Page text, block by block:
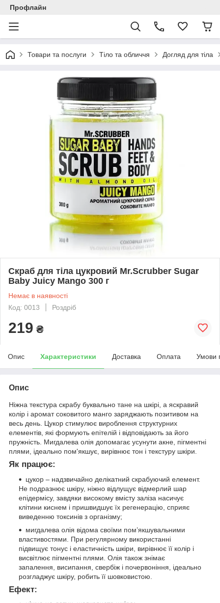
Профлайн
Товари та послуги Тіло та обличчя Догляд для тіла
Скраб для тіла цукровий Mr.Scrubber Sugar
Baby Juicy Mango 300 г
Немає в наявності
Код: 0013
Роздріб
219 ₴
Опис Характеристики Доставка Оплата Умови
Опис
Ніжна текстура скрабу буквально тане на шкірі, а яскравий
колір і аромат соковитого манго заряджають позитивом на
весь день. Цукор стимулює вироблення структурних
елементів, які формують епітелій і відповідають за його
пружність. Мигдалева олія допомагає усунути акне, пігментні
плями, ідеально пом'якшує, вирівнює тон і текстуру шкіри.
Як працює:
цукор – надзвичайно делікатний скрабуючий елемент.
Не подразнює шкіру, ніжно відлущує відмерлий шар
епідермісу, завдяки високому вмісту заліза насичує
клітини киснем і пришвидшує їх регенерацію, сприяє
виведенню токсинів з організму;
мигдалева олія відома своїми пом’якшувальними
властивостями. При регулярному використанні
підвищує тонус і еластичність шкіри, вирівнює її колір і
висвітлює пігментні плями. Олія також знімає
запалення, висипання, свербіж і почервоніння, ідеально
розгладжує шкіру, робить її шовковистою.
Ефект: